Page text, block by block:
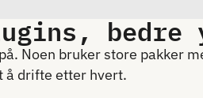
bedre
Noen bruker store pakker
å drifte etter hvert.